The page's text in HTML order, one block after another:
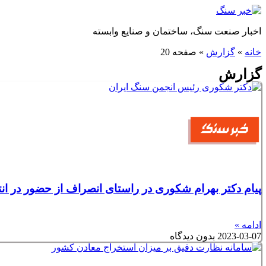
پرش
محتوا
اخبار صنعت سنگ، ساختمان و صنایع وابسته
خانه » گزارش » صفحه 20
گزارش
پیام دکتر بهرام شکوری در راستای انصراف از حضور در
ادامه »
2023-03-07 بدون دیدگاه